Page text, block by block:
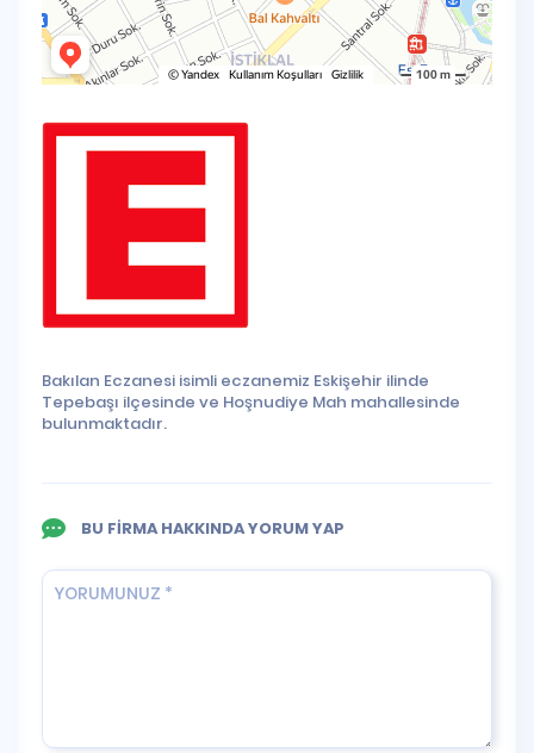
Bakılan Eczanesi isimli eczanemiz Eskişehir ilinde
Tepebaşı ilçesinde ve Hoşnudiye Mah mahallesinde
bulunmaktadır.
BU FİRMA HAKKINDA YORUM YAP